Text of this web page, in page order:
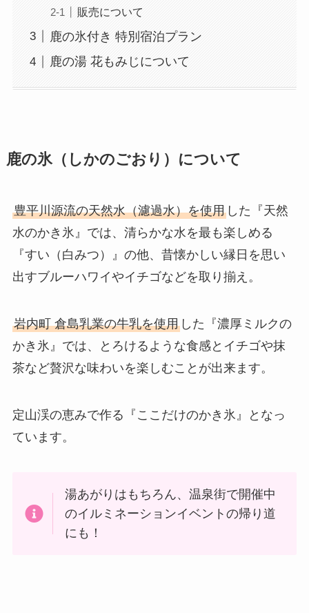
販売について
鹿の氷付き 特別宿泊プラン
鹿の湯 花もみじについて
鹿の氷（しかのごおり）について
豊平川源流の天然水（濾過水）を使用した『天然
水のかき氷』では、清らかな水を最も楽しめる
『すい（白みつ）』の他、昔懐かしい縁日を思い
出すブルーハワイやイチゴなどを取り揃え。
岩内町 倉島乳業の牛乳を使用した『濃厚ミルクの
かき氷』では、とろけるような食感とイチゴや抹
茶など贅沢な味わいを楽しむことが出来ます。
定山渓の恵みで作る『ここだけのかき氷』となっ
ています。
湯あがりはもちろん、温泉街で開催中
のイルミネーションイベントの帰り道
にも！